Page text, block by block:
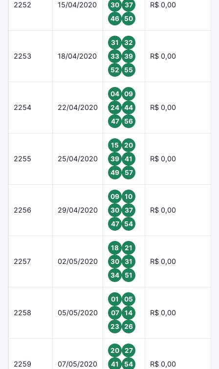
2252 15/04/2020
30
37
46
50
R$ 0,00
2253 18/04/2020
31
32
33
39
52
55
R$ 0,00
2254 22/04/2020
04
09
24
44
47
56
R$ 0,00
2255 25/04/2020
15
20
39
41
49
57
R$ 0,00
2256 29/04/2020
09
10
30
37
47
54
R$ 0,00
2257 02/05/2020
18
21
30
31
34
51
R$ 0,00
2258 05/05/2020
01
05
07
14
23
26
R$ 0,00
2259 07/05/2020
20
27
41
54
R$ 0,00